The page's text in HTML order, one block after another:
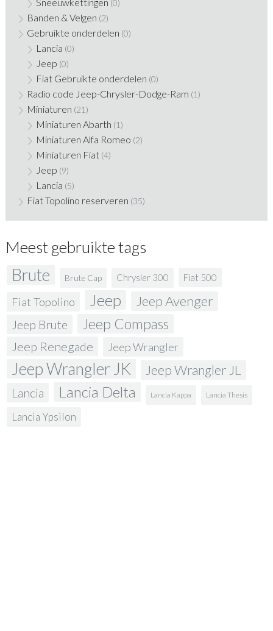
Sneeuwkettingen (0)
Banden & Velgen (2)
Gebruikte onderdelen (0)
Lancia (0)
Jeep (0)
Fiat Gebruikte onderdelen (0)
Radio code Jeep-Chrysler-Dodge-Ram (1)
Miniaturen (21)
Miniaturen Abarth (1)
Miniaturen Alfa Romeo (2)
Miniaturen Fiat (4)
Jeep (9)
Lancia (5)
Fiat Topolino reserveren (35)
Meest gebruikte tags
Brute Brute Cap Chrysler 300 Fiat 500
Fiat Topolino Jeep Jeep Avenger
Jeep Brute Jeep Compass
Jeep Renegade Jeep Wrangler
Jeep Wrangler JK Jeep Wrangler JL
Lancia Lancia Delta Lancia Kappa Lancia Thesis
Lancia Ypsilon